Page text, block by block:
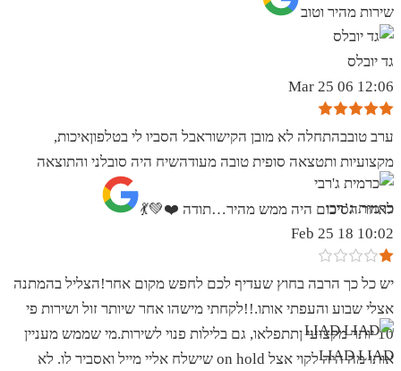
שירות מהיר וטוב
גד יובלס
12:06 06 Mar 25
ערב טובבהתחלה לא מובן הקישוראבל הסביו לי בטלפוןאיכות,
מקצועיות ותטצאה סופית טובה מעודהשיח היה סובלני והתוצאה
לאחר הסיכום היה ממש מהיר…תודה ❤️💚💃
כרמית ג’רבי
10:02 18 Feb 25
יש כל כך הרבה בחוץ שעדיף לכם לחפש מקום אחר!הצליל בהמתנה
אצלי שבוע והעפתי אותו.!!לקחתי מישהו אחר שיותר זול ושירות פי
10 יותר מקצועי ןתתפלאו, גם בלילות פנוי לשירות.מי שממש מעניין
אותו מה היה לקוי אצל on hold שישלח אליי מייל ואסביר לו. לא
LIAD LIAD